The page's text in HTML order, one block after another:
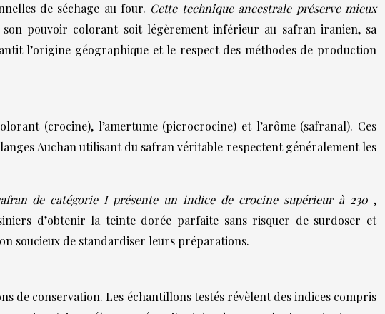
de séchage au four. Cette technique ancestrale préserve mieux
pouvoir colorant soit légèrement inférieur au safran iranien, sa
l’origine géographique et le respect des méthodes de production
(crocine), l’amertume (picrocrocine) et l’arôme (safranal). Ces
Auchan utilisant du safran véritable respectent généralement les
de catégorie I présente un indice de crocine supérieur à 230,
d’obtenir la teinte dorée parfaite sans risquer de surdoser et
soucieux de standardiser leurs préparations.
de conservation. Les échantillons testés révèlent des indices compris